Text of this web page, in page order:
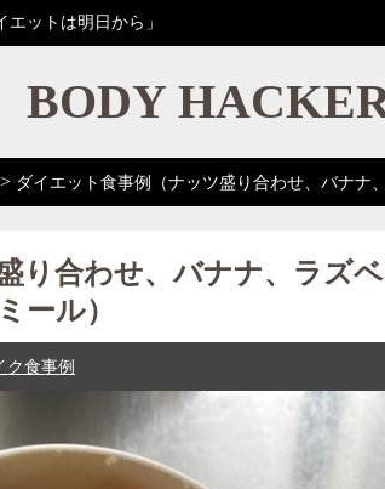
ットは明日から」
BODY
> ダイエット食事例（ナッツ盛り合わせ、バナナ
り合わせ、バナナ、ラズベ
ール）
ク食事例